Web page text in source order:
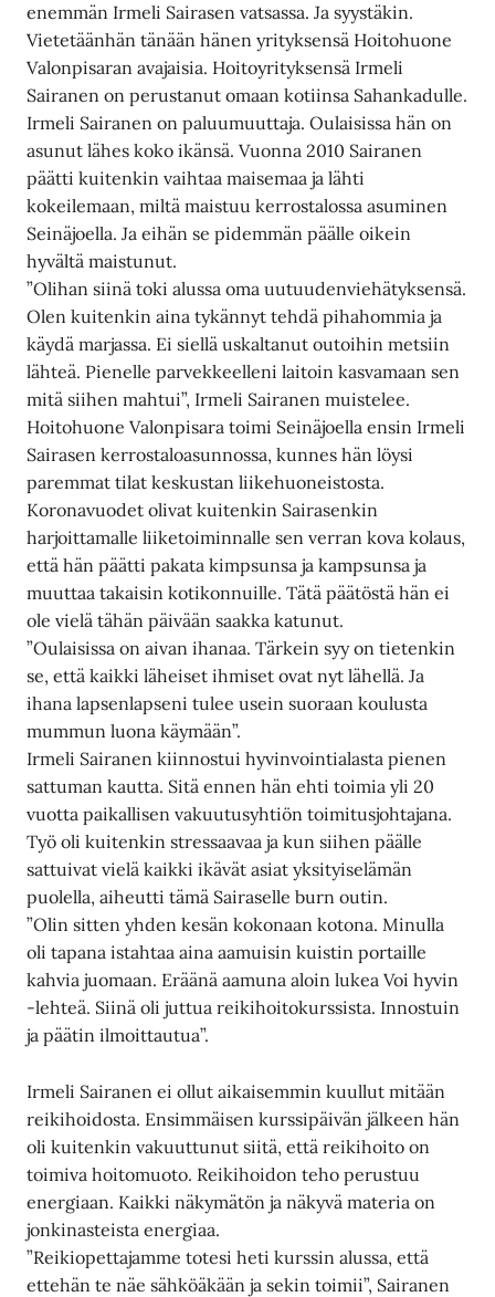
enemmän Irmeli Sairasen vatsassa. Ja syystäkin.
Vietetäänhän tänään hänen yrityksensä Hoitohuone
Valonpisaran avajaisia. Hoitoyrityksensä Irmeli
Sairanen on perustanut omaan kotiinsa Sahankadulle.
Irmeli Sairanen on paluumuuttaja. Oulaisissa hän on
asunut lähes koko ikänsä. Vuonna 2010 Sairanen
päätti kuitenkin vaihtaa maisemaa ja lähti
kokeilemaan, miltä maistuu kerrostalossa asuminen
Seinäjoella. Ja eihän se pidemmän päälle oikein
hyvältä maistunut.
”Olihan siinä toki alussa oma uutuudenviehätyksensä.
Olen kuitenkin aina tykännyt tehdä pihahommia ja
käydä marjassa. Ei siellä uskaltanut outoihin metsiin
lähteä. Pienelle parvekkeelleni laitoin kasvamaan sen
mitä siihen mahtui”, Irmeli Sairanen muistelee.
Hoitohuone Valonpisara toimi Seinäjoella ensin Irmeli
Sairasen kerrostaloasunnossa, kunnes hän löysi
paremmat tilat keskustan liikehuoneistosta.
Koronavuodet olivat kuitenkin Sairasenkin
harjoittamalle liiketoiminnalle sen verran kova kolaus,
että hän päätti pakata kimpsunsa ja kampsunsa ja
muuttaa takaisin kotikonnuille. Tätä päätöstä hän ei
ole vielä tähän päivään saakka katunut.
”Oulaisissa on aivan ihanaa. Tärkein syy on tietenkin
se, että kaikki läheiset ihmiset ovat nyt lähellä. Ja
ihana lapsenlapseni tulee usein suoraan koulusta
mummun luona käymään”.
Irmeli Sairanen kiinnostui hyvinvointialasta pienen
sattuman kautta. Sitä ennen hän ehti toimia yli 20
vuotta paikallisen vakuutusyhtiön toimitusjohtajana.
Työ oli kuitenkin stressaavaa ja kun siihen päälle
sattuivat vielä kaikki ikävät asiat yksityiselämän
puolella, aiheutti tämä Sairaselle burn outin.
”Olin sitten yhden kesän kokonaan kotona. Minulla
oli tapana istahtaa aina aamuisin kuistin portaille
kahvia juomaan. Eräänä aamuna aloin lukea Voi hyvin
-lehteä. Siinä oli juttua reikihoitokurssista. Innostuin
ja päätin ilmoittautua”.
Irmeli Sairanen ei ollut aikaisemmin kuullut mitään
reikihoidosta. Ensimmäisen kurssipäivän jälkeen hän
oli kuitenkin vakuuttunut siitä, että reikihoito on
toimiva hoitomuoto. Reikihoidon teho perustuu
energiaan. Kaikki näkymätön ja näkyvä materia on
jonkinasteista energiaa.
”Reikiopettajamme totesi heti kurssin alussa, että
ettehän te näe sähköäkään ja sekin toimii”, Sairanen